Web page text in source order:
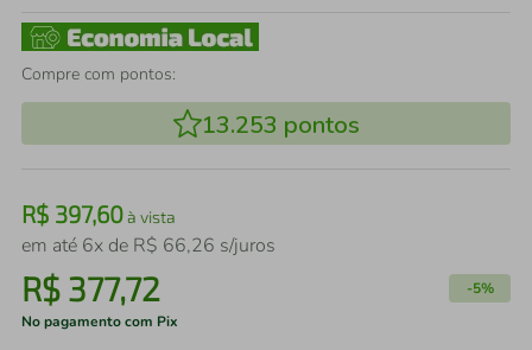
Compre com pontos:
13.253 pontos
R$ 397,60à vista
em até 6x de R$ 66,26 s/juros
R$ 377,72 -5%
No pagamento com Pix